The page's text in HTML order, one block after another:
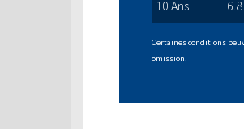
10 Ans
Certaines conditions
omission.